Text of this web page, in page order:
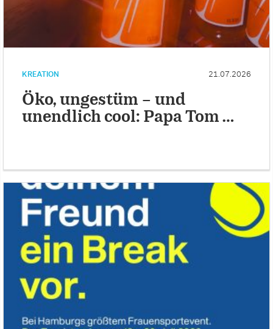
KREATION 21.07.2026
Öko, ungestüm – und
unendlich cool: Papa Tom …